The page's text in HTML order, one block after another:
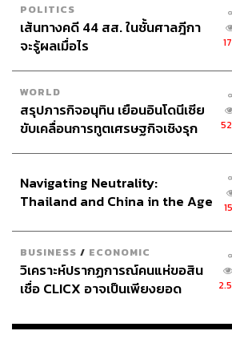
POLITICS
เส้นทางคดี 44 สส. ในชั้นศาลฎีกา
จะรู้ผลเมื่อไร
WORLD
สรุปภารกิจอนุทิน เยือนอินโดนีเซีย
ขับเคลื่อนการทูตเศรษฐกิจเชิงรุก
Navigating Neutrality:
Thailand and China in the Age
BUSINESS / ECONOMIC
วิเคราะห์ปรากฏการณ์คนแห่ขอสิน
เชื่อ CLICX อาจเป็นเพียงยอด
เรือนไทยที่ถูกซุกไว้